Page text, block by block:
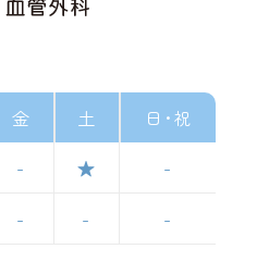
金 土
日･祝
- ★
-
- - -